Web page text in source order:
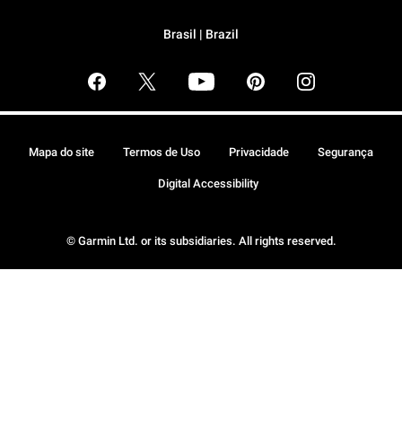
Brasil | Brazil
© Garmin Ltd. or its subsidiaries. All rights reserved.
Mapa do site Termos de Uso Privacidade Segurança
Digital Accessibility